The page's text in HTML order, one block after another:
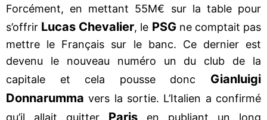
Forcément, en mettant 55M€ sur la table pour
s’offrir Lucas Chevalier, le PSGne comptait pas
mettre le Français sur le banc. Ce dernier est
devenu le nouveau numéro un du club de la
capitale et cela pousse donc Gianluigi
Donnarumma vers la sortie. L’Italien a confirmé
qu’il allait quitter Paris en publiant un long